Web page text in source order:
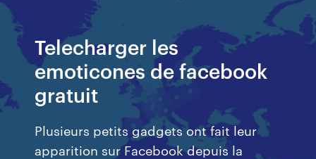
Telecharger les
emoticones de facebook
gratuit
Plusieurs petits gadgets ont fait leur
apparition sur Facebook depuis la